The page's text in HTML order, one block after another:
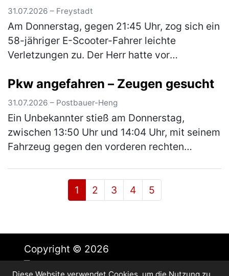
31.07.2026 – Freystadt
Am Donnerstag, gegen 21:45 Uhr, zog sich ein
58-jähriger E-Scooter-Fahrer leichte
Verletzungen zu. Der Herr hatte vor
Folge „Am Stadtgraben“ alleinbeteil…(mehr)
Pkw angefahren – Zeugen gesucht
31.07.2026 – Postbauer-Heng
Ein Unbekannter stieß am Donnerstag,
zwischen 13:50 Uhr und 14:04 Uhr, mit seinem
Fahrzeug gegen den vorderen rechten
1 2 3 4 5
Copyright © 2026